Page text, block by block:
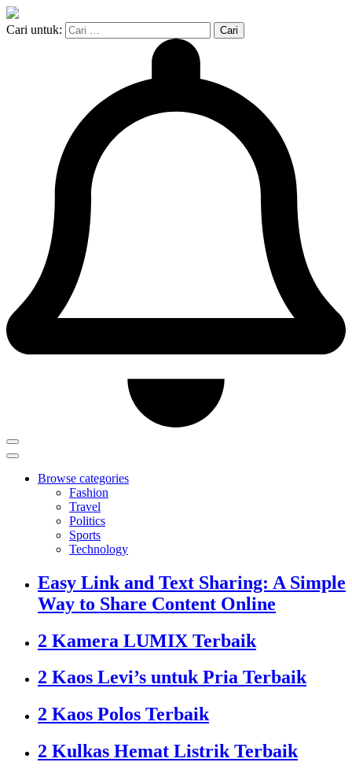
Cari untuk:
Browse categories
Fashion
Travel
Politics
Sports
Technology
Easy Link and Text Sharing: A Simple
Way to Share Content Online
2 Kamera LUMIX Terbaik
2 Kaos Levi’s untuk Pria Terbaik
2 Kaos Polos Terbaik
2 Kulkas Hemat Listrik Terbaik